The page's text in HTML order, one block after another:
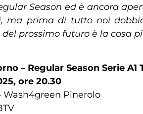
Season ed è ancora
ma prima di tutto noi
prossimo futuro è la cosa
– Regular Season Serie A1
ore 20.30
Wash4green Pinerolo